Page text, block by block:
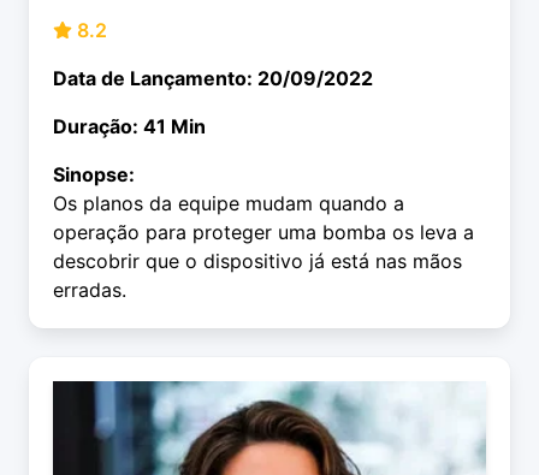
8.2
Data de Lançamento: 20/09/2022
Duração: 41 Min
Sinopse:
Os planos da equipe mudam quando a
operação para proteger uma bomba os leva a
descobrir que o dispositivo já está nas mãos
erradas.